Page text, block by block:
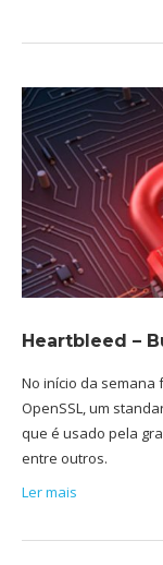
Heartbleed –
No início da
OpenSSL, um
que é usado pela
entre outros.
Ler mais